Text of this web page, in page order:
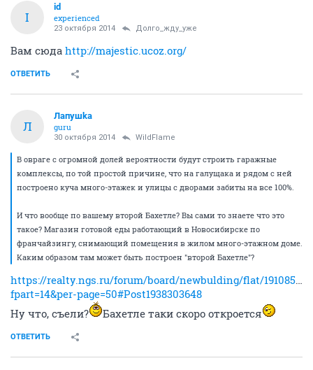
I
id
experienced
23 октября 2014 Долго_жду_уже
Вам сюда http://majestic.ucoz.org/
ОТВЕТИТЬ
Л
Лапушkа
guru
30 октября 2014 WildFlame
В овраге с огромной долей вероятности будут строить гаражные
комплексы, по той простой причине, что на галущака и рядом с ней
построено куча много-этажек и улицы с дворами забиты на все 100%.
И что вообще по вашему второй Бахетле? Вы сами то знаете что это
такое? Магазин готовой еды работающий в Новосибирске по
франчайзингу, снимающий помещения в жилом много-этажном доме.
Каким образом там может быть построен "второй Бахетле"?
https://realty.ngs.ru/forum/board/newbulding/flat/
fpart=14&per-page=50#Post1938303648
Ну что, съели?
Бахетле таки скоро откроется
ОТВЕТИТЬ